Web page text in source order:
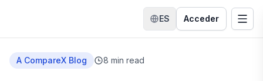
ES
Cambiar idioma
Acceder
A CompareX Blog 8 min read